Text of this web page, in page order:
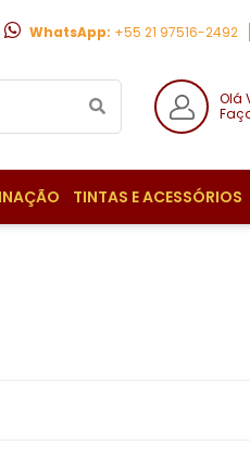
WhatsApp: +55 21 97516-2492
Olá
TINTAS E ACESSÓRIOS